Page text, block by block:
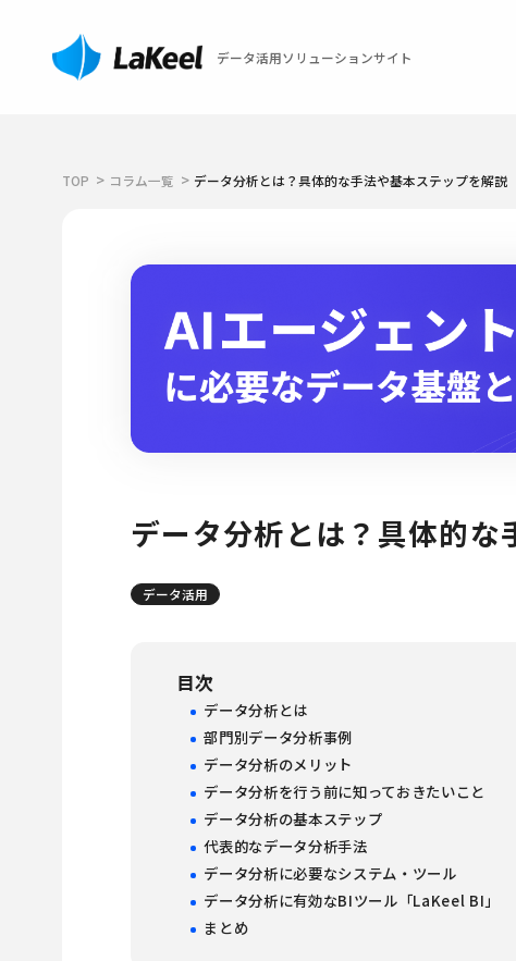
データ活用ソリューションサイト
TOP コラム一覧 データ分析とは？具体的な手法や基本ステップを解説
データ分析とは？具体的
データ活用
目次
データ分析とは
部門別データ分析事例
データ分析のメリット
データ分析を行う前に知っておきたいこと
データ分析の基本ステップ
代表的なデータ分析手法
データ分析に必要なシステム・ツール
データ分析に有効なBIツール「LaKeel BI」
まとめ